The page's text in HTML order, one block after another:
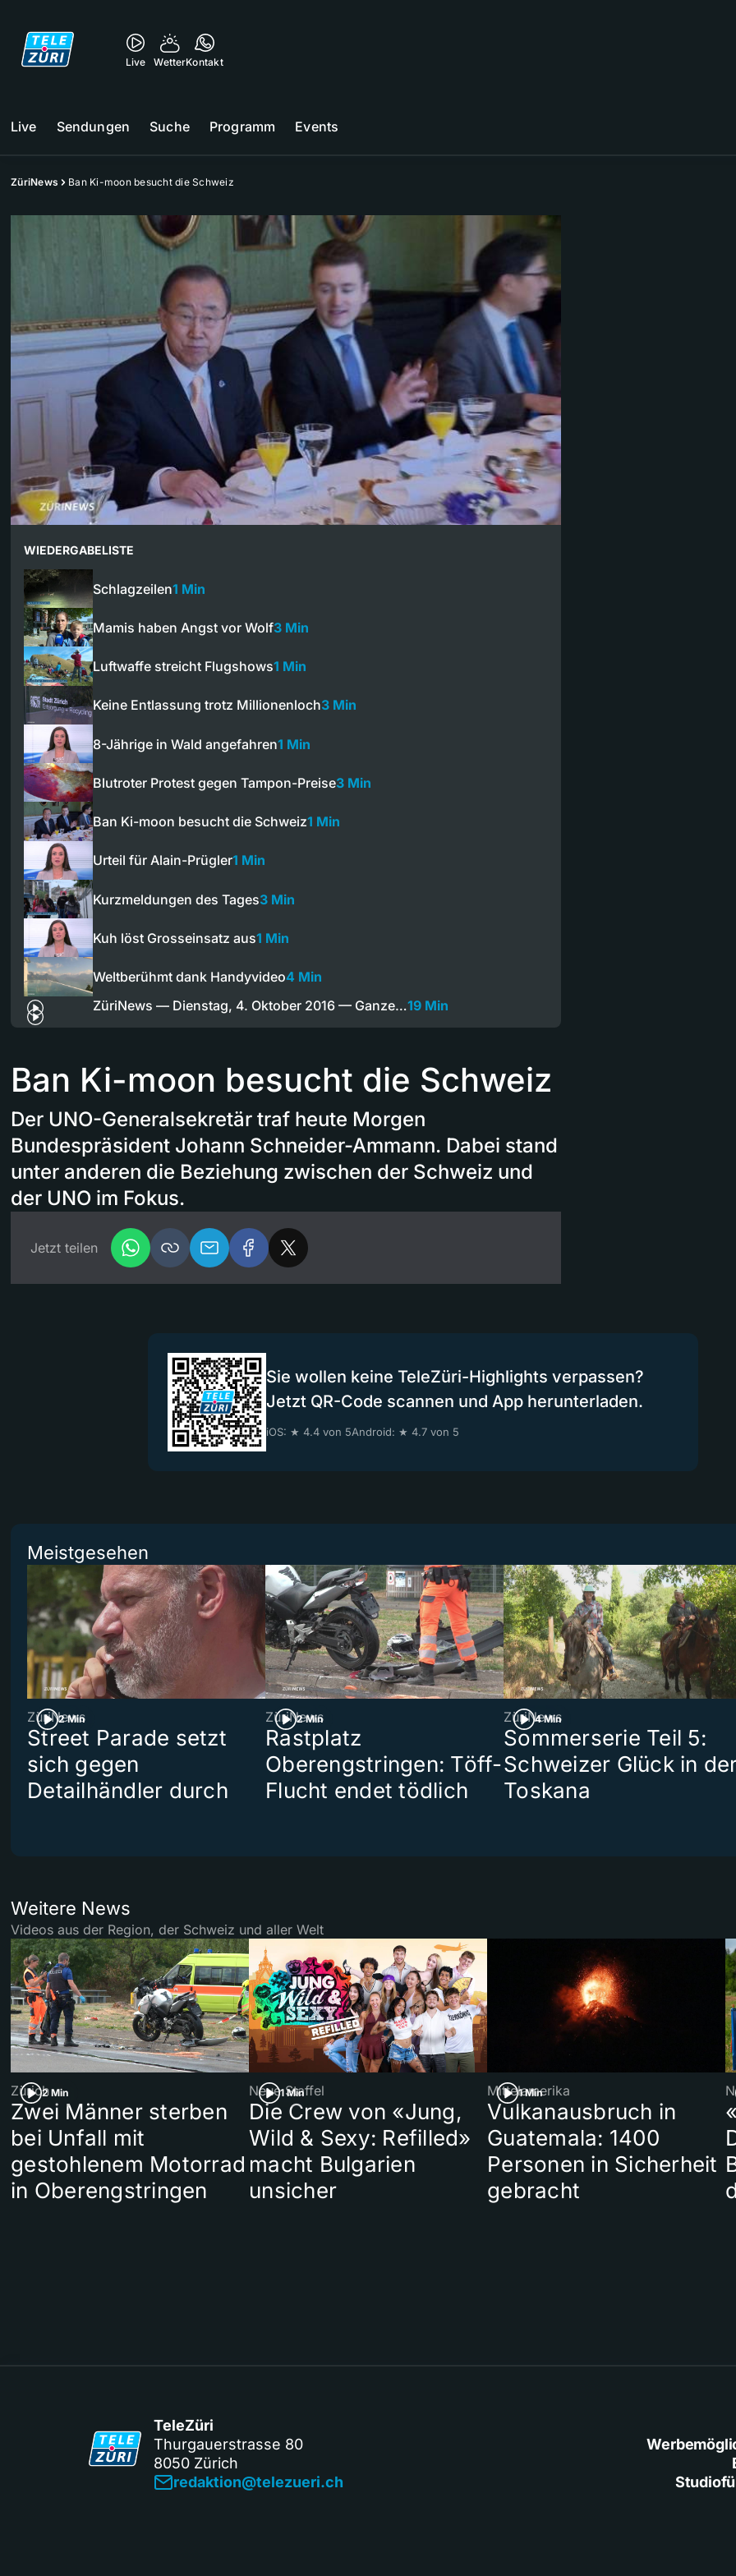
Live WetterKontakt
Live Sendungen Suche Programm Events
ZüriNews Ban Ki-moon besucht die Schweiz
WIEDERGABELISTE
Schlagzeilen1 Min
Mamis haben Angst vor Wolf3 Min
Luftwaffe streicht Flugshows1 Min
Keine Entlassung trotz Millionenloch3 Min
8-Jährige in Wald angefahren1 Min
Blutroter Protest gegen Tampon-Preise3 Min
Ban Ki-moon besucht die Schweiz1 Min
Urteil für Alain-Prügler1 Min
Kurzmeldungen des Tages3 Min
Kuh löst Grosseinsatz aus1 Min
Weltberühmt dank Handyvideo4 Min
ZüriNews — Dienstag, 4. Oktober 2016 — Ganze…19 Min
Ban Ki-moon besucht die Schweiz
Der UNO-Generalsekretär traf heute Morgen
Bundespräsident Johann Schneider-Ammann. Dabei stand
unter anderen die Beziehung zwischen der Schweiz und
der UNO im Fokus.
Jetzt teilen
Sie wollen keine TeleZüri-Highlights verpassen?
Jetzt QR-Code scannen und App herunterladen.
iOS: ★ 4.4 von 5Android: ★ 4.7 von 5
Meistgesehen
2 Min
ZüriNews
Street Parade setzt
sich gegen
Detailhändler durch
2 Min
ZüriNews
Rastplatz
Oberengstringen: Töff-
Flucht endet tödlich
4 Min
ZüriNews
Sommerserie Teil 5:
Schweizer Glück in
Toskana
Weitere News
Videos aus der Region, der Schweiz und aller Welt
2 Min
Zürich
Zwei Männer sterben
bei Unfall mit
gestohlenem Motorrad
in Oberengstringen
1 Min
Neue Staffel
Die Crew von «Jung,
Wild & Sexy: Refilled»
macht Bulgarien
unsicher
1 Min
Mittelamerika
Vulkanausbruch in
Guatemala: 1400
Personen in Sicherheit
gebracht
TeleZüri
Thurgauerstrasse 80
8050 Zürich
redaktion@telezueri.ch